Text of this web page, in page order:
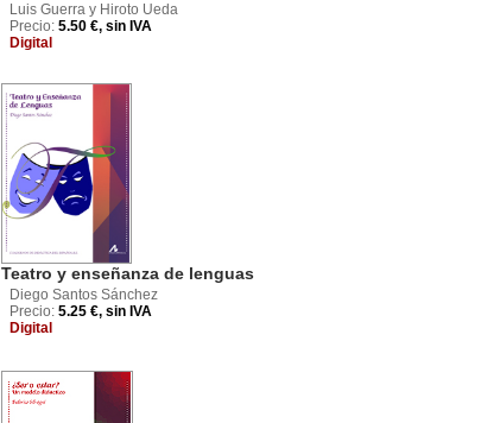
Luis Guerra y Hiroto Ueda
Precio: 5.50 €, sin IVA
Digital
Teatro y enseñanza de lenguas
Diego Santos Sánchez
Precio: 5.25 €, sin IVA
Digital